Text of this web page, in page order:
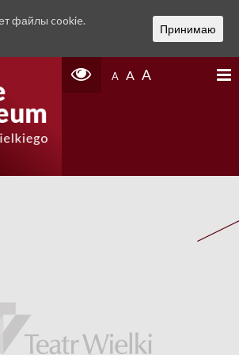
A A A
файлы cookie.
Принимаю